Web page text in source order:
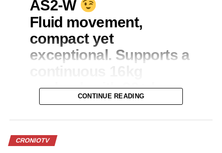
AS2-W
Fluid movement,
compact yet
exceptional. Supports a
payload, with 30+ km
unloaded driving range
pic.twitter.com/AwjdwnzUFs
CONTINUE READING
CRONIOTV